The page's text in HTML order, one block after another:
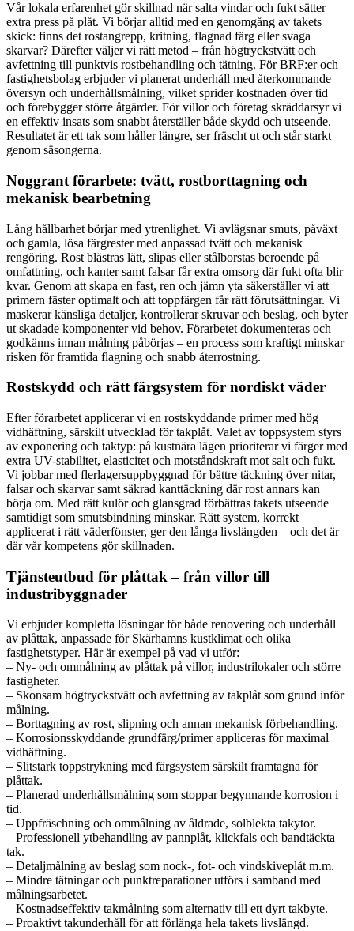
Vår lokala erfarenhet gör skillnad när salta vindar och fukt sätter
extra press på plåt. Vi börjar alltid med en genomgång av takets
skick: finns det rostangrepp, kritning, flagnad färg eller svaga
skarvar? Därefter väljer vi rätt metod – från högtryckstvätt och
avfettning till punktvis rostbehandling och tätning. För BRF:er och
fastighetsbolag erbjuder vi planerat underhåll med återkommande
översyn och underhållsmålning, vilket sprider kostnaden över tid
och förebygger större åtgärder. För villor och företag skräddarsyr vi
en effektiv insats som snabbt återställer både skydd och utseende.
Resultatet är ett tak som håller längre, ser fräscht ut och står starkt
genom säsongerna.
Noggrant förarbete: tvätt, rostborttagning och
mekanisk bearbetning
Lång hållbarhet börjar med ytrenlighet. Vi avlägsnar smuts, påväxt
och gamla, lösa färgrester med anpassad tvätt och mekanisk
rengöring. Rost blästras lätt, slipas eller stålborstas beroende på
omfattning, och kanter samt falsar får extra omsorg där fukt ofta blir
kvar. Genom att skapa en fast, ren och jämn yta säkerställer vi att
primern fäster optimalt och att toppfärgen får rätt förutsättningar. Vi
maskerar känsliga detaljer, kontrollerar skruvar och beslag, och byter
ut skadade komponenter vid behov. Förarbetet dokumenteras och
godkänns innan målning påbörjas – en process som kraftigt minskar
risken för framtida flagning och snabb återrostning.
Rostskydd och rätt färgsystem för nordiskt väder
Efter förarbetet applicerar vi en rostskyddande primer med hög
vidhäftning, särskilt utvecklad för takplåt. Valet av toppsystem styrs
av exponering och taktyp: på kustnära lägen prioriterar vi färger med
extra UV-stabilitet, elasticitet och motståndskraft mot salt och fukt.
Vi jobbar med flerlagersuppbyggnad för bättre täckning över nitar,
falsar och skarvar samt säkrad kanttäckning där rost annars kan
börja om. Med rätt kulör och glansgrad förbättras takets utseende
samtidigt som smutsbindning minskar. Rätt system, korrekt
applicerat i rätt väderfönster, ger den långa livslängden – och det är
där vår kompetens gör skillnaden.
Tjänsteutbud för plåttak – från villor till
industribyggnader
Vi erbjuder kompletta lösningar för både renovering och underhåll
av plåttak, anpassade för Skärhamns kustklimat och olika
fastighetstyper. Här är exempel på vad vi utför:
– Ny- och ommålning av plåttak på villor, industrilokaler och större
fastigheter.
– Skonsam högtryckstvätt och avfettning av takplåt som grund inför
målning.
– Borttagning av rost, slipning och annan mekanisk förbehandling.
– Korrosionsskyddande grundfärg/primer appliceras för maximal
vidhäftning.
– Slitstark toppstrykning med färgsystem särskilt framtagna för
plåttak.
– Planerad underhållsmålning som stoppar begynnande korrosion i
tid.
– Uppfräschning och ommålning av åldrade, solblekta takytor.
– Professionell ytbehandling av pannplåt, klickfals och bandtäckta
tak.
– Detaljmålning av beslag som nock-, fot- och vindskiveplåt m.m.
– Mindre tätningar och punktreparationer utförs i samband med
målningsarbetet.
– Kostnadseffektiv takmålning som alternativ till ett dyrt takbyte.
– Proaktivt takunderhåll för att förlänga hela takets livslängd.